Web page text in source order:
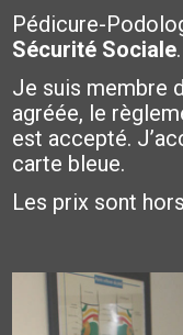
Pédicure-
Sécurité Sociale.
Je suis membre
agréée, le
est accepté.
carte bleue.
Les prix sont